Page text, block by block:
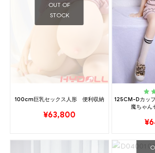
OUT OF
STOCK
100cm巨乳セックス人形 便利収納
¥63,800
125CM-Dカッ
魔ちゃん
¥